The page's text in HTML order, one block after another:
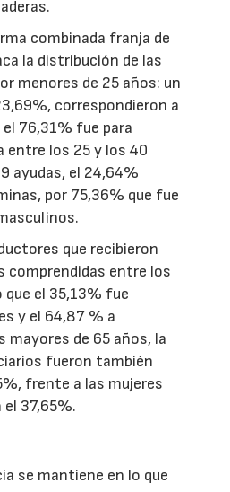
combinada franja de
la distribución de las
menores de 25 años: un
correspondieron a
76,31% fue para
entre los 25 y los 40
ayudas, el 24,64%
por 75,36% que fue
que recibieron
comprendidas entre los
que el 35,13% fue
y el 64,87 % a
mayores de 65 años, la
fueron también
frente a las mujeres
37,65%.
se mantiene en lo que